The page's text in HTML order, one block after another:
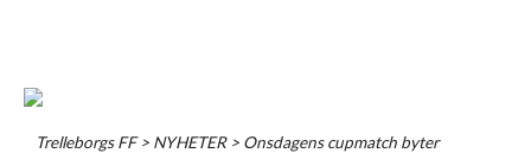
Trelleborgs FF> NYHETER> Onsdagens cupmatch byter